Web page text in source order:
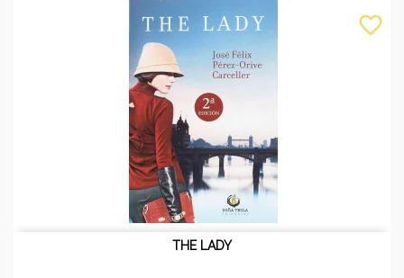
THE LADY
favorite_border